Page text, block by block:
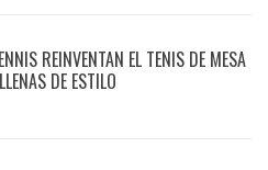
REINVENTAN EL TENIS DE MESA
DE ESTILO